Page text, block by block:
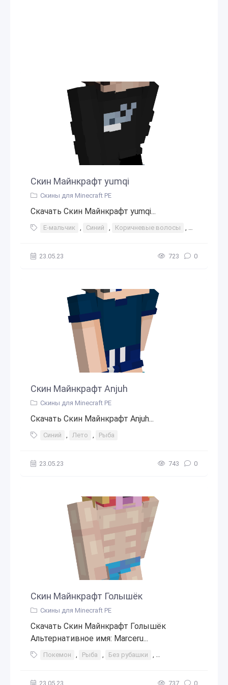
Скин Майнкрафт yumqi
Скины для Minecraft PE
Скачать Скин Майнкрафт yumqi...
E-мальчик , Синий , Коричневые волосы , Рыба
23.05.23 723 0
Скин Майнкрафт Anjuh
Скины для Minecraft PE
Скачать Скин Майнкрафт Anjuh...
Синий , Лето , Рыба
23.05.23 743 0
Скин Майнкрафт Голышёк
Скины для Minecraft PE
Скачать Скин Майнкрафт Голышёк
Альтернативное имя: Marceru...
Покемон , Рыба , Без рубашки , Странный
23.05.23 737 0